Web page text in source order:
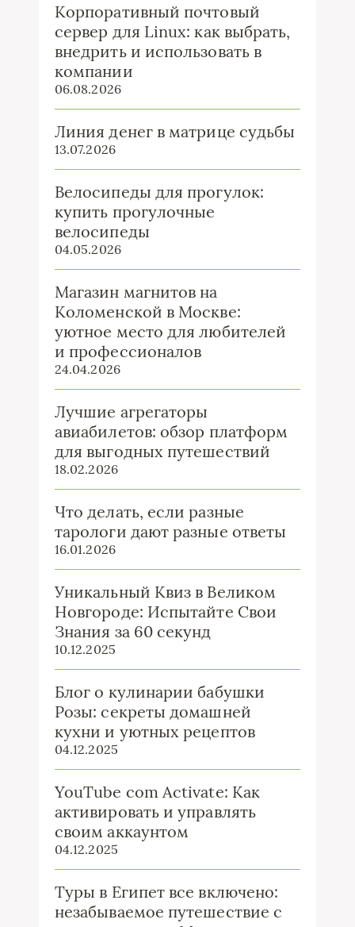
Корпоративный почтовый
сервер для Linux: как выбрать,
внедрить и использовать в
компании
06.08.2026
Линия денег в матрице судьбы
13.07.2026
Велосипеды для прогулок:
купить прогулочные
велосипеды
04.05.2026
Магазин магнитов на
Коломенской в Москве:
уютное место для любителей
и профессионалов
24.04.2026
Лучшие агрегаторы
авиабилетов: обзор платформ
для выгодных путешествий
18.02.2026
Что делать, если разные
тарологи дают разные ответы
16.01.2026
Уникальный Квиз в Великом
Новгороде: Испытайте Свои
Знания за 60 секунд
10.12.2025
Блог о кулинарии бабушки
Розы: секреты домашней
кухни и уютных рецептов
04.12.2025
YouTube com Activate: Как
активировать и управлять
своим аккаунтом
04.12.2025
Туры в Египет все включено:
незабываемое путешествие с